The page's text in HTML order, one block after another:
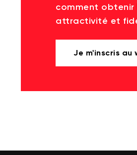
comment
attractivité et
Je m'inscris au